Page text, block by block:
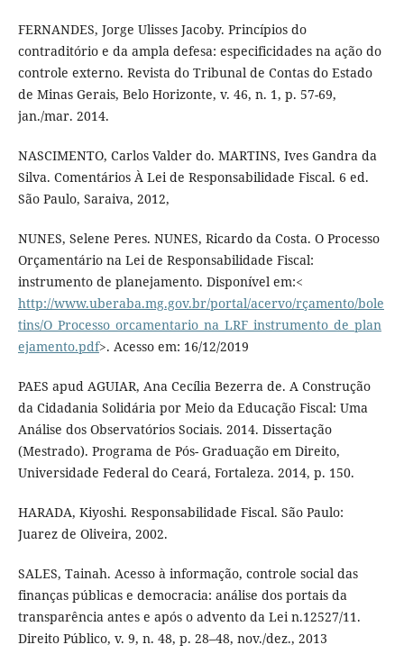
FERNANDES, Jorge Ulisses Jacoby. Princípios do
contraditório e da ampla defesa: especificidades na ação do
controle externo. Revista do Tribunal de Contas do Estado
de Minas Gerais, Belo Horizonte, v. 46, n. 1, p. 57-69,
jan./mar. 2014.
NASCIMENTO, Carlos Valder do. MARTINS, Ives Gandra da
Silva. Comentários À Lei de Responsabilidade Fiscal. 6 ed.
São Paulo, Saraiva, 2012,
NUNES, Selene Peres. NUNES, Ricardo da Costa. O Processo
Orçamentário na Lei de Responsabilidade Fiscal:
instrumento de planejamento. Disponível em:<
http://www.uberaba.mg.gov.br/portal/acervo/rçamento/bole
tins/O_Processo_orcamentario_na_LRF_instrumento_de_plan
ejamento.pdf>. Acesso em: 16/12/2019
PAES apud AGUIAR, Ana Cecília Bezerra de. A Construção
da Cidadania Solidária por Meio da Educação Fiscal: Uma
Análise dos Observatórios Sociais. 2014. Dissertação
(Mestrado). Programa de Pós- Graduação em Direito,
Universidade Federal do Ceará, Fortaleza. 2014, p. 150.
HARADA, Kiyoshi. Responsabilidade Fiscal. São Paulo:
Juarez de Oliveira, 2002.
SALES, Tainah. Acesso à informação, controle social das
finanças públicas e democracia: análise dos portais da
transparência antes e após o advento da Lei n.12527/11.
Direito Público, v. 9, n. 48, p. 28–48, nov./dez., 2013